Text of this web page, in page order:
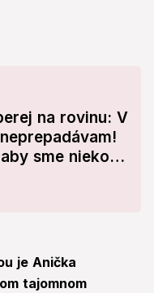
na rovinu: V
sme niekoho
je Anička
tajomnom